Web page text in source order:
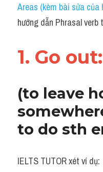
Grammar
Word form
Đề thi thật Task 2
Areas (kèm bài sửa của
hướng dẫn Phrasal
1. Go
(to leave
to do sth
IELTS TUTOR xét ví dụ: